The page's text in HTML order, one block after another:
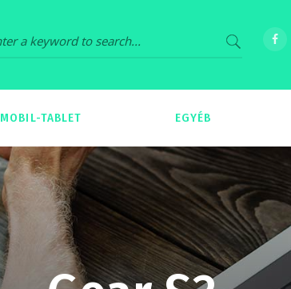
MOBIL-TABLET EGYÉB